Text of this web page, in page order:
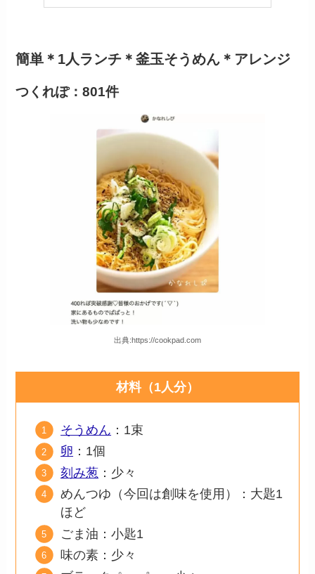
簡単＊1人ランチ＊釜玉そうめん＊アレンジ
つくれぽ：801件
出典:https://cookpad.com
材料（1人分）
そうめん ：1束
卵 ：1個
刻み葱 ：少々
めんつゆ（今回は創味を使用）：大匙1
ほど
ごま油：小匙1
味の素：少々